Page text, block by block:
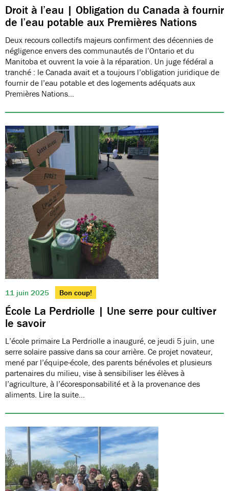
Droit à l’eau | Obligation du Canada à fournir
de l’eau potable aux Premières Nations
Deux recours collectifs majeurs confirment des décennies de
négligence envers des communautés de l’Ontario et du
Manitoba et ouvrent la voie à la réparation. Un juge fédéral a
tranché : le Canada avait et a toujours l’obligation juridique de
fournir de l’eau potable et des logements adéquats aux
Premières Nations…
11 juin 2025 Bon coup!
École La Perdriolle | Une serre pour cultiver
le savoir
L’école primaire La Perdriolle a inauguré, ce jeudi 5 juin, une
serre solaire passive dans sa cour arrière. Ce projet novateur,
mené par l’équipe-école, des parents bénévoles et plusieurs
partenaires du milieu, vise à sensibiliser les élèves à
l’agriculture, à l’écoresponsabilité et à la provenance des
aliments. Lire la suite…